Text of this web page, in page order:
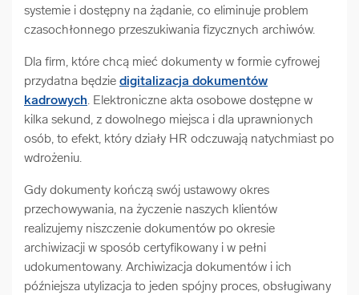
systemie i dostępny na żądanie, co eliminuje problem
czasochłonnego przeszukiwania fizycznych archiwów.
Dla firm, które chcą mieć dokumenty w formie cyfrowej
przydatna będzie digitalizacja dokumentów
kadrowych. Elektroniczne akta osobowe dostępne w
kilka sekund, z dowolnego miejsca i dla uprawnionych
osób, to efekt, który działy HR odczuwają natychmiast po
wdrożeniu.
Gdy dokumenty kończą swój ustawowy okres
przechowywania, na życzenie naszych klientów
realizujemy niszczenie dokumentów po okresie
archiwizacji w sposób certyfikowany i w pełni
udokumentowany. Archiwizacja dokumentów i ich
późniejsza utylizacja to jeden spójny proces, obsługiwany